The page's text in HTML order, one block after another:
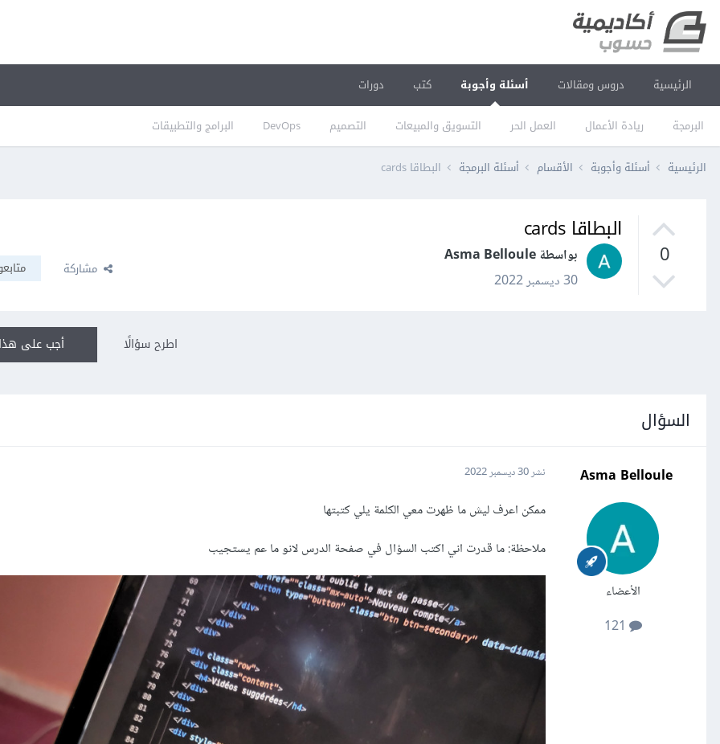
الرئيسية دروس ومقالات أسئلة وأجوبة
البرمجة ريادة الأعمال العمل الحر التسويق والمبيعات التصميم DevOps البرامج والتطبيقات
كتب دورات
الرئيسية أسئلة وأجوبة الأقسام أسئلة البرمجة البطاقا cards
0
البطاقا cards
بواسطة Asma Belloule
30 ديسمبر 2022
مشاركة
أجب على اطرح سؤالًا
السؤال
Asma Belloule
الأعضاء
نشر30 ديسمبر 2022
ممكن اعرف ليش ما ظهرت معي الكلمة يلي كتبتها
ملاحظة: ما قدرت اني اكتب السؤال في صفحة الدرس لانو ما عم يستجيب